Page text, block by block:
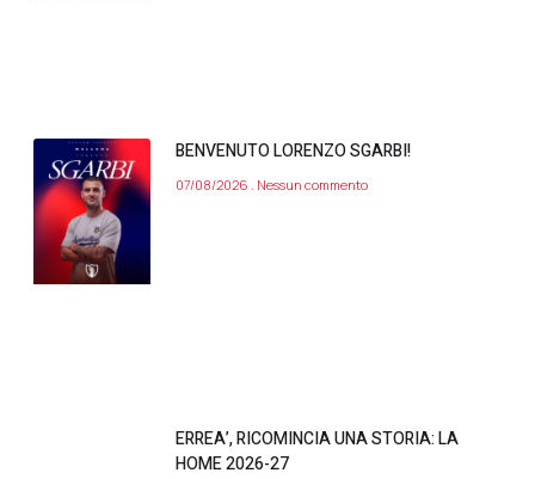
BENVENUTO LORENZO SGARBI!
07/08/2026 Nessun commento
ERREA’, RICOMINCIA UNA STORIA: LA
HOME 2026-27